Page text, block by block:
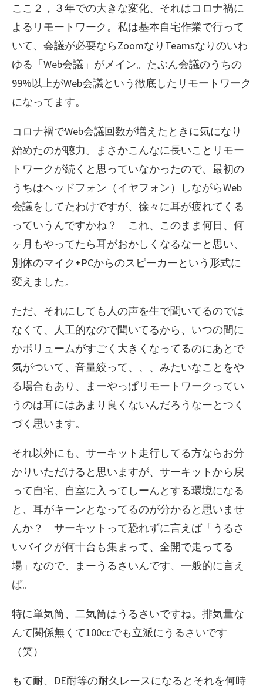
ここ２，３年での大きな変化、それはコロナ禍に
よるリモートワーク。私は基本自宅作業で行って
いて、会議が必要ならZoomなりTeamsなりのいわ
ゆる「Web会議」がメイン。たぶん会議のうちの
99%以上がWeb会議という徹底したリモートワーク
になってます。
コロナ禍でWeb会議回数が増えたときに気になり
始めたのが聴力。まさかこんなに長いことリモー
トワークが続くと思っていなかったので、最初の
うちはヘッドフォン（イヤフォン）しながらWeb
会議をしてたわけですが、徐々に耳が疲れてくる
っていうんですかね？ これ、このまま何日、何
ヶ月もやってたら耳がおかしくなるなーと思い、
別体のマイク+PCからのスピーカーという形式に
変えました。
ただ、それにしても人の声を生で聞いてるのでは
なくて、人工的なので聞いてるから、いつの間に
かボリュームがすごく大きくなってるのにあとで
気がついて、音量絞って、、、みたいなことをや
る場合もあり、まーやっぱリモートワークってい
うのは耳にはあまり良くないんだろうなーとつく
づく思います。
それ以外にも、サーキット走行してる方ならお分
かりいただけると思いますが、サーキットから戻
って自宅、自室に入ってしーんとする環境になる
と、耳がキーンとなってるのが分かると思いませ
んか？ サーキットって恐れずに言えば「うるさ
いバイクが何十台も集まって、全開で走ってる
場」なので、まーうるさいんです、一般的に言え
ば。
特に単気筒、二気筒はうるさいですね。排気量な
んて関係無くて100ccでも立派にうるさいです
（笑）
もて耐、DE耐等の耐久レースになるとそれを何時